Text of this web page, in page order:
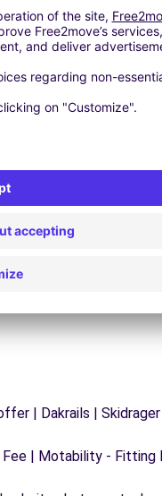
tijde beschikbaar
te garanderen.
| Dakrails |
| Motability - Fitting